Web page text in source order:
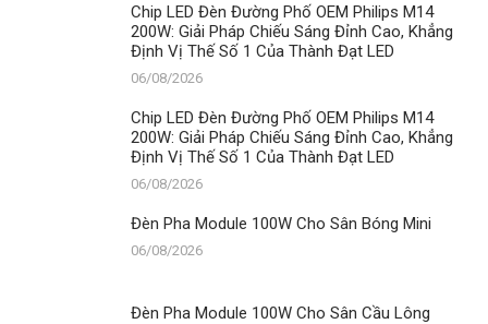
Chip LED Đèn Đường Phố OEM Philips M14
200W: Giải Pháp Chiếu Sáng Đỉnh Cao, Khẳng
Định Vị Thế Số 1 Của Thành Đạt LED
06/08/2026
Chip LED Đèn Đường Phố OEM Philips M14
200W: Giải Pháp Chiếu Sáng Đỉnh Cao, Khẳng
Định Vị Thế Số 1 Của Thành Đạt LED
06/08/2026
Đèn Pha Module 100W Cho Sân Bóng Mini
06/08/2026
Đèn Pha Module 100W Cho Sân Cầu Lông